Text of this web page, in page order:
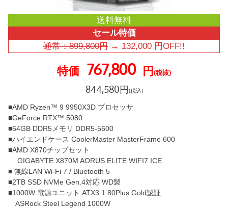
送料無料
セール特価
通常：899,800円 → 132,000 円OFF!!
特価 767,800 円(税抜)
844,580円(税込)
■AMD Ryzen™ 9 9950X3D プロセッサ
■GeForce RTX™ 5080
■64GB DDR5メモリ DDR5-5600
■ハイエンドケース CoolerMaster MasterFrame 600
■AMD X870チップセット
GIGABYTE X870M AORUS ELITE WIFI7 ICE
■ 無線LAN Wi-Fi 7 / Bluetooth 5
■2TB SSD NVMe Gen.4対応 WD製
■1000W 電源ユニット ATX3.1 80Plus Gold認証
ASRock Steel Legend 1000W